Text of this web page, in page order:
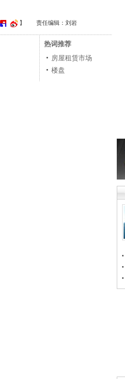
】 责任编辑：刘岩
热词推荐
房屋租赁市场
楼盘